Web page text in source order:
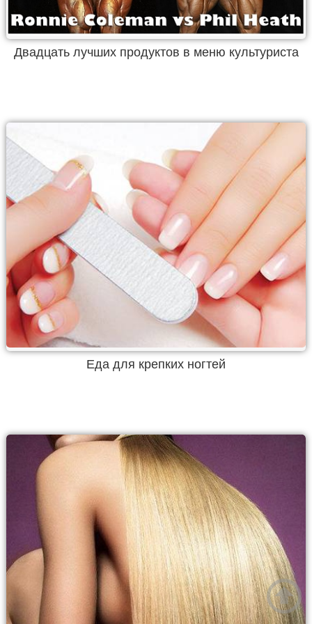
Двадцать лучших продуктов в меню культуриста
Еда для крепких ногтей